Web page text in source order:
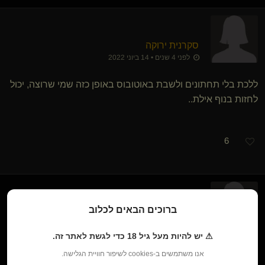
סקרנית ירוקה
לפני 4 שנים • 14 ביוני 2022
ללכת בלי תחתונים ולשבת באוטובוס באופן כזה שמי שרוצה, יכול
לחזות בנוף אילת..
6
ברוכים הבאים לכלוב
⚠ יש להיות מעל גיל 18 כדי לגשת לאתר זה.
אנו משתמשים ב-cookies לשיפור חוויית הגלישה.